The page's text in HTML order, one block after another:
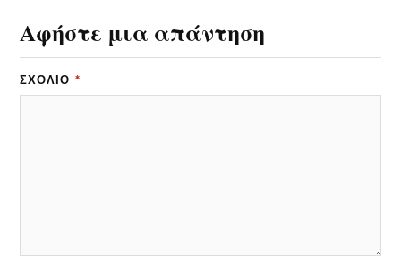
Αφήστε μια απάντηση
ΣΧΌΛΙΟ *